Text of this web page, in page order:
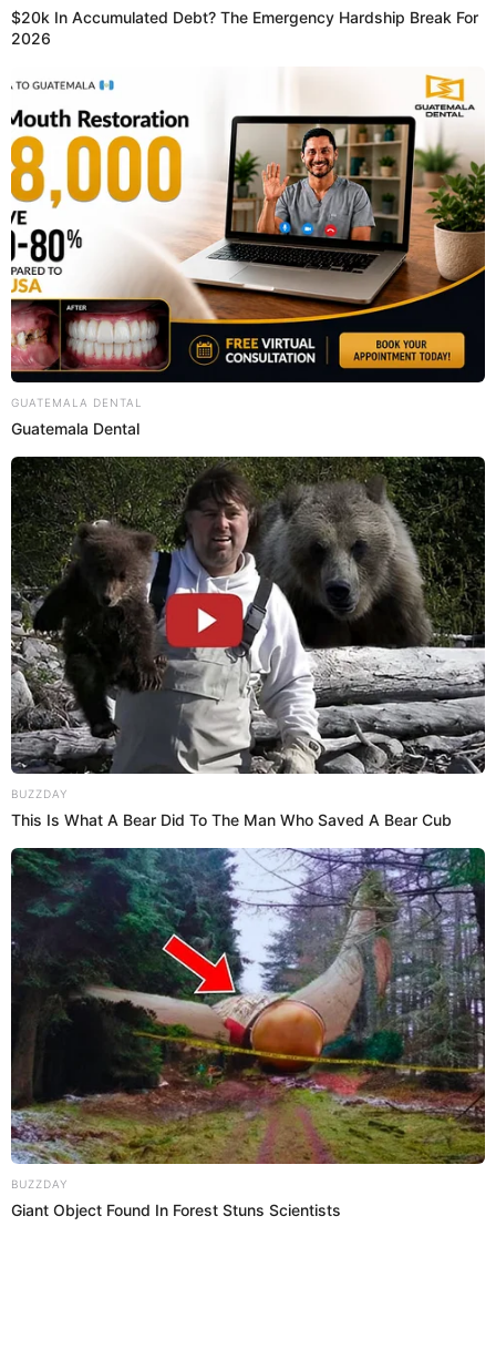
.Necesitamos unos días de tranquilidad y de pensar.
manera por nuestros hijitos. Hacerlo fue el primer paso.
Todavía no estamos listos para hablar. Por ahora, solo
queremos estar tranquilo ", se puede leer en un chat de
WhatsApp.
PUEDES VER:
Angie Jibaja en medio de ruptura entre Jean Paul
Santa María y Romina Gachoy: "Déjala que baile
con otros zapatos"
Romina Gachoy pasó un día increíble
con sus niños tras ruptura con Jean
Paul
A través de sus redes sociales,Romina Gachoyno pudo
evitar mostrarse muy cercana con los niños, a quienes
ama como si fuera suyos. Pese a la separación con el
músico, la ahora ex deJean Paul Santa Maríano dudó en
seguir pasando sus días con sus 'engreídos'. Esta vez,
disfrutó de un día de cine con ellos.
Además, en la imagen que mostró en su cuenta oficial
deInstagram,se pudo apreciar la felicidad de cada uno de
ellos y el buen momento que pasaron como familia, pese
al quiebre del romance entre laGachoy y Santa María.
"Pintó cine", escribió la uruguaya. Tras el día de relajo entre
Romina y los niños, Jean Paul compartió su vídeo,
mostrando que tiene buena relación con ella, pese al fin de
su amorío.
PUEDES VER:
Jean Paul Santa María se pronuncia luego de que
Magaly Medina hablara sobre sus hijos con Angie
Jibaja y Romina Gachoy
Romina Gachoy sale en defensa de
Jean Paul
Tras el anuncio de su separación,Romina Gachoy ha
continuado haciendo uso de Instagram, publicando fotos
propias modelando y luciendo su figura. Aunque en los
comentarios gran cantidad de personas le brindan su
apoyo y felicitan por la labor que ha hecho como madre,
no faltan los comentarios desatinados.